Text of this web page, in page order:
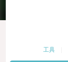
工具